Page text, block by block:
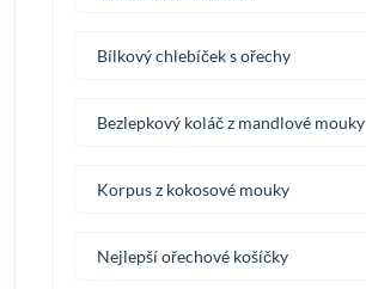
Bílkový chlebíček s ořechy
Bezlepkový koláč z mandlové mouky
Korpus z kokosové mouky
Nejlepší ořechové košíčky